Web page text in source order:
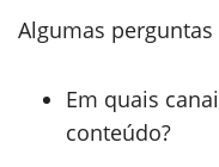
Algumas
Em quais
conteúdo?